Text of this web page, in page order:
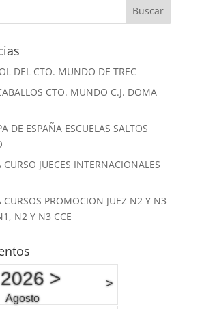
DEL CTO. MUNDO DE TREC
CTO. MUNDO C.J. DOMA
DE ESPAÑA ESCUELAS SALTOS
JUECES INTERNACIONALES
CURSOS PROMOCION JUEZ N2 Y N3
N2 Y N3 CCE
2026>
Agosto
>